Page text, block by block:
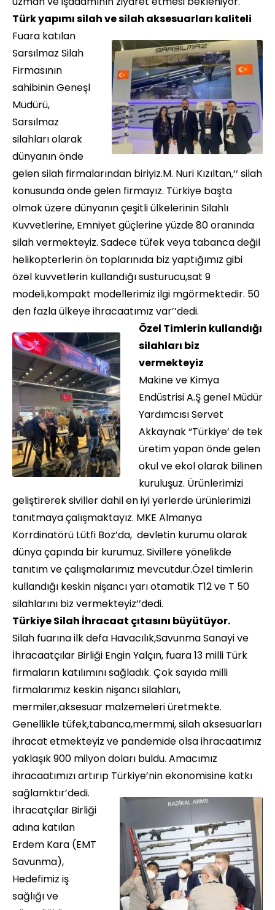
Türk yapımı silah ve silah aksesuarları kaliteli
Fuara katılan
Sarsılmaz Silah
Firmasının
sahibinin Geneşl
Müdürü,
Sarsılmaz
silahları olarak
dünyanın önde
gelen silah firmalarından biriyiz.M. Nuri Kızıltan‚‘‘ silah
konusunda önde gelen firmayız. Türkiye başta
olmak üzere dünyanın çeşitli ülkelerinin Silahlı
Kuvvetlerine, Emniyet güçlerine yüzde 80 oranında
silah vermekteyiz. Sadece tüfek veya tabanca değil
helikopterlerin ön toplarınıda biz yaptığımız gibi
özel kuvvetlerin kullandığı susturucu,sat 9
modeli,kompakt modellerimiz ilgi mgörmektedir. 50
den fazla ülkeye ihracaatımız var’’dedi.
Özel Timlerin kullandığı
silahları biz
vermekteyiz
Makine ve Kimya
Endüstrisi A.Ş genel Müdür
Yardımcısı Servet
Akkaynak “Türkiye’ de tek
üretim yapan önde gelen
okul ve ekol olarak bilinen
kuruluşuz. Ürünlerimizi
geliştirerek siviller dahil en iyi yerlerde ürünlerimizi
tanıtmaya çalışmaktayız. MKE Almanya
Korrdinatörü Lütfi Boz’da, devletin kurumu olarak
dünya çapında bir kurumuz. Sivillere yönelikde
tanıtım ve çalışmalarımız mevcutdur.Özel timlerin
kullandığı keskin nişancı yarı otamatik T12 ve T 50
silahlarını biz vermekteyiz’’dedi.
Türkiye Silah İhracaat çıtasını büyütüyor.
Silah fuarına ilk defa Havacılık,Savunma Sanayi ve
İhracaatçılar Birliği Engin Yalçın, fuara 13 milli Türk
firmaların katılımını sağladık. Çok sayıda milli
firmalarımız keskin nişancı silahları,
mermiler,aksesuar malzemeleri üretmekte.
Genellikle tüfek,tabanca,mermmi, silah aksesuarları
ihracat etmekteyiz ve pandemide olsa ihracaatımız
yaklaşık 900 milyon doları buldu. Amacımız
ihracaatımızı artırıp Türkiye’nin ekonomisine katkı
sağlamktır’dedi.
İhracatçılar Birliği
adına katılan
Erdem Kara (EMT
Savunma),
Hedefimiz iş
sağlığı ve